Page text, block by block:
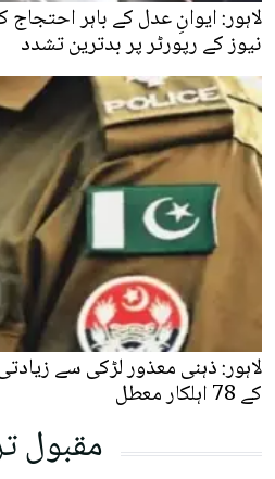
لاہور: ایوانِ عدل کے باہر
نیوز کے رپورٹر پر بدترین تشدد
لاہور: ذہنی معذور لڑکی سے
کے 78 اہلکار معطل
مقبول